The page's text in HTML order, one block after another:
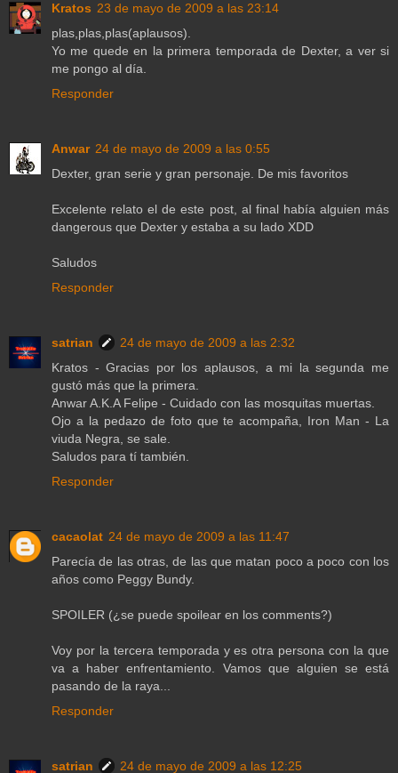
Kratos 23 de mayo de 2009 a las 23:14
plas,plas,plas(aplausos).
Yo me quede en la primera temporada de Dexter, a ver si
me pongo al día.
Responder
Anwar 24 de mayo de 2009 a las 0:55
Dexter, gran serie y gran personaje. De mis favoritos
Excelente relato el de este post, al final había alguien más
dangerous que Dexter y estaba a su lado XDD
Saludos
Responder
satrian
24 de mayo de 2009 a las 2:32
Kratos - Gracias por los aplausos, a mi la segunda me
gustó más que la primera.
Anwar A.K.A Felipe - Cuidado con las mosquitas muertas.
Ojo a la pedazo de foto que te acompaña, Iron Man - La
viuda Negra, se sale.
Saludos para tí también.
Responder
cacaolat 24 de mayo de 2009 a las 11:47
Parecía de las otras, de las que matan poco a poco con los
años como Peggy Bundy.
SPOILER (¿se puede spoilear en los comments?)
Voy por la tercera temporada y es otra persona con la que
va a haber enfrentamiento. Vamos que alguien se está
pasando de la raya...
Responder
satrian 24 de mayo de 2009 a las 12:25